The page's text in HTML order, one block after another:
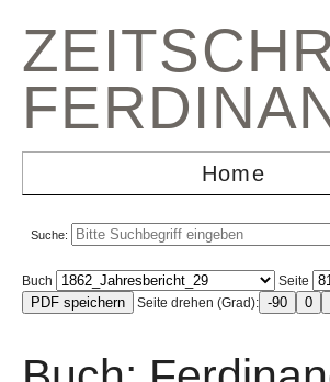
Home
Suche:
Buch Seite
Seite drehen (Grad):